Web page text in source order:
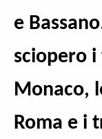
e
sciopero
Monaco,
Roma e i